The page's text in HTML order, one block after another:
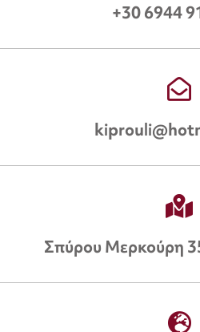
+30 6944
Σπύρου Μερκούρη